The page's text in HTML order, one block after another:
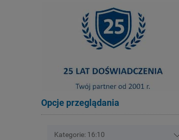
Opcje przeglądania
Kategorie: 16:10